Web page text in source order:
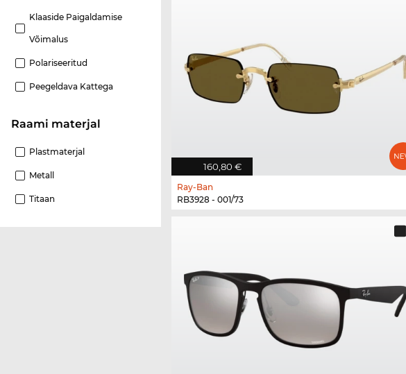
Klaaside Paigaldamise
Võimalus
Polariseeritud
Peegeldava Kattega
Raami materjal
Plastmaterjal
Metall
Titaan
160,80 €
Ray-Ban
RB3928 - 001/73